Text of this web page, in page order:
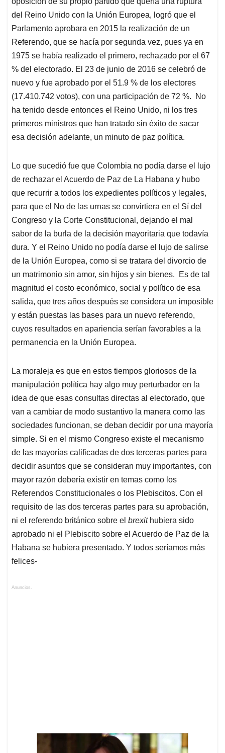
del Reino Unido con la Unión Europea, logró que el
Parlamento aprobara en 2015 la realización de un
Referendo, que se hacía por segunda vez, pues ya en
1975 se había realizado el primero, rechazado por el 67
% del electorado. El 23 de junio de 2016 se celebró de
nuevo y fue aprobado por el 51.9 % de los electores
(17.410.742 votos), con una participación de 72 %. No
ha tenido desde entonces el Reino Unido, ni los tres
primeros ministros que han tratado sin éxito de sacar
esa decisión adelante, un minuto de paz política.
Lo que sucedió fue que Colombia no podía darse el lujo
de rechazar el Acuerdo de Paz de La Habana y hubo
que recurrir a todos los expedientes políticos y legales,
para que el No de las urnas se convirtiera en el Sí del
Congreso y la Corte Constitucional, dejando el mal
sabor de la burla de la decisión mayoritaria que todavía
dura. Y el Reino Unido no podía darse el lujo de salirse
de la Unión Europea, como si se tratara del divorcio de
un matrimonio sin amor, sin hijos y sin bienes. Es de tal
magnitud el costo económico, social y político de esa
salida, que tres años después se considera un imposible
y están puestas las bases para un nuevo referendo,
cuyos resultados en apariencia serían favorables a la
permanencia en la Unión Europea.
La moraleja es que en estos tiempos gloriosos de la
manipulación política hay algo muy perturbador en la
idea de que esas consultas directas al electorado, que
van a cambiar de modo sustantivo la manera como las
sociedades funcionan, se deban decidir por una mayoría
simple. Si en el mismo Congreso existe el mecanismo
de las mayorías calificadas de dos terceras partes para
decidir asuntos que se consideran muy importantes, con
mayor razón debería existir en temas como los
Referendos Constitucionales o los Plebiscitos. Con el
requisito de las dos terceras partes para su aprobación,
ni el referendo británico sobre el brexithubiera sido
aprobado ni el Plebiscito sobre el Acuerdo de Paz de la
Habana se hubiera presentado. Y todos seríamos más
felices-
Anuncios.